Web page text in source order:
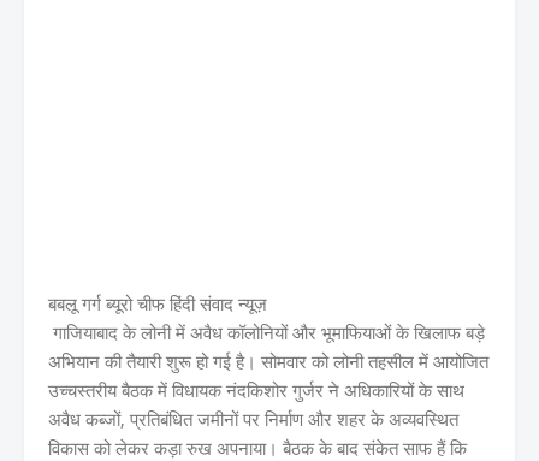
बबलू गर्ग ब्यूरो चीफ हिंदी संवाद न्यूज़
गाजियाबाद के लोनी में अवैध कॉलोनियों और भूमाफियाओं के खिलाफ बड़े
अभियान की तैयारी शुरू हो गई है। सोमवार को लोनी तहसील में आयोजित
उच्चस्तरीय बैठक में विधायक नंदकिशोर गुर्जर ने अधिकारियों के साथ
अवैध कब्जों, प्रतिबंधित जमीनों पर निर्माण और शहर के अव्यवस्थित
विकास को लेकर कड़ा रुख अपनाया। बैठक के बाद संकेत साफ हैं कि